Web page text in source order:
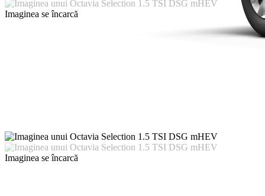
Imaginea se încarcă
Imaginea se încarcă